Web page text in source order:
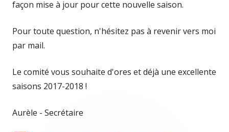
une
fenêtre
façon mise à jour pour cette nouvelle saison.
Pour toute question, n'hésitez pas à revenir vers moi
par mail.
Le comité vous souhaite d'ores et déjà une excellente
saisons 2017-2018 !
Aurèle - Secrétaire